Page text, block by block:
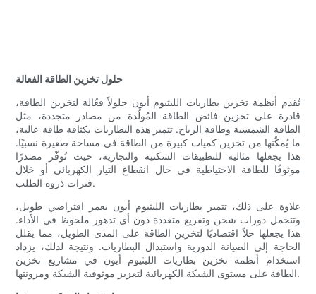
حلول تخزين الطاقة الفعالة
تُقدم أنظمة تخزين بطاريات الليثيوم أيون حلولاً فعّالة لتخزين الطاقة،
قادرة على تخزين فائض الطاقة المُولّدة من مصادر متجددة، مثل
الطاقة الشمسية وطاقة الرياح. تتميز هذه البطاريات بكثافة طاقة عالية،
ما يُمكّنها من تخزين كميات كبيرة من الطاقة في مساحة صغيرة نسبيًا.
هذا يجعلها مثالية للتطبيقات السكنية والتجارية، حيث تُوفّر مصدرًا
موثوقًا للطاقة الاحتياطية في حال انقطاع التيار الكهربائي أو خلال
فترات ذروة الطلب.
علاوة على ذلك، تتميز بطاريات الليثيوم أيون بعمر افتراضي طويل،
وتتحمل دورات شحن وتفريغ متعددة دون أي تدهور ملحوظ في الأداء.
هذا يجعلها حلاً اقتصاديًا لتخزين الطاقة على المدى الطويل، مما يقلل
الحاجة إلى الصيانة الدورية واستبدال البطاريات. ونتيجة لذلك، يزداد
استخدام أنظمة تخزين بطاريات الليثيوم أيون في مشاريع تخزين
الطاقة على مستوى الشبكة الكهربائية لتعزيز موثوقية الشبكة ومرونتها.